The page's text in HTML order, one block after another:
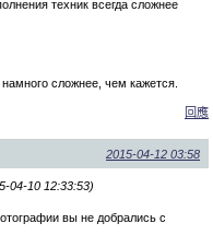
техник всегда сложнее
сложнее, чем кажется.
回應
2015-04-12 03:58
04-10 12:33:53)
вы не добрались с